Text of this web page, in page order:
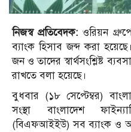
নিজস্ব প্রতিবেদক: ওরিয়ন
ব্যাংক হিসাব জব্দ করা
জন ও তাদের স্বার্থসংশ্লিষ্ট
রাখতে বলা হয়েছে।
বুধবার (১৮ সেপ্টেম্বর)
সংস্থা বাংলাদেশ
(বিএফআইইউ) সব ব্যাংক ও